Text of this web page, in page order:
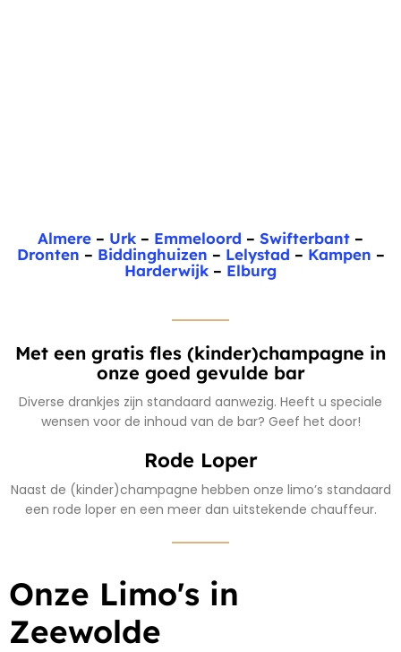
Almere – Urk – Emmeloord – Swifterbant –
Dronten – Biddinghuizen – Lelystad – Kampen –
Harderwijk – Elburg
Met een gratis fles (kinder)champagne in
onze goed gevulde bar
Diverse drankjes zijn standaard aanwezig. Heeft u speciale
wensen voor de inhoud van de bar? Geef het door!
Rode Loper
Naast de (kinder)champagne hebben onze limo’s standaard
een rode loper en een meer dan uitstekende chauffeur.
Onze Limo's in
Zeewolde